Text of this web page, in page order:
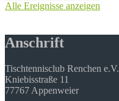
Alle Ereignisse anzeigen
Anschrift
Tischtennisclub Renchen e.V.
Kniebisstraße 11
77767 Appenweier